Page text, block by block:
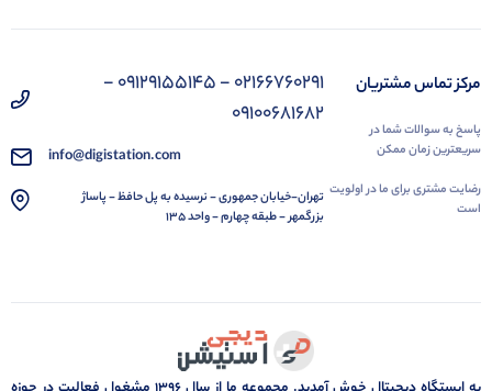
مرکز تماس مشتریان
پاسخ به سوالات شما در
سریعترین زمان ممکن
رضایت مشتری برای ما در اولویت
است
02166760291 - 09129155145 -
09100681682
info@digistation.com
تهران-خیابان جمهوری - نرسیده به پل حافظ - پاساژ
بزرگمهر - طبقه چهارم - واحد 135